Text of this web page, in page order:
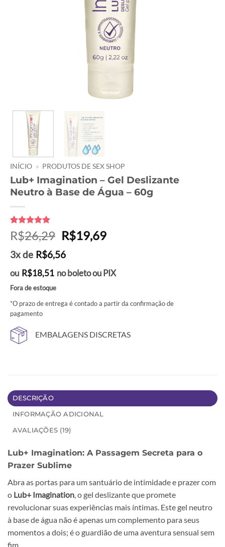
INÍCIO » PRODUTOS DE SEX SHOP
Lub+ Imagination – Gel Deslizante
Neutro à Base de Água – 60g
Avaliado
como4.95
baseado em
19
de clientes
R$26,29 O
preço
original
era:
R$19,69O
é:
3x de R$6,56
ou R$18,51 no boleto ou PIX
Fora de estoque
*O prazo de entrega é contado a partir da confirmação de
pagamento
EMBALAGENS DISCRETAS
DESCRIÇÃO
INFORMAÇÃO ADICIONAL
AVALIAÇÕES (19)
Lub+ Imagination: A Passagem Secreta para o
Prazer Sublime
Abra as portas para um santuário de intimidade e prazer com
o Lub+ Imagination, o gel deslizante que promete
revolucionar suas experiências mais íntimas. Este gel neutro
à base de água não é apenas um complemento para seus
momentos a dois; é o guardião de uma aventura sensual sem
fim.